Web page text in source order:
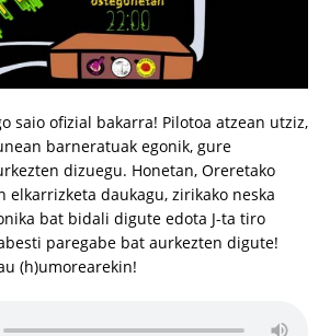
saio ofizial bakarra! Pilotoa atzean utziz,
barneratuak egonik, gure
dizuegu. Honetan, Oreretako
elkarrizketa daukagu, zirikako neska
bat bidali digute edota J-ta tiro
paregabe bat aurkezten digute!
(h)umorearekin!